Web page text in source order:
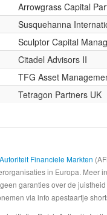
Arrowgrass Capital
Susquehanna
Sculptor Capital
Citadel Advisors II
TFG Asset
Tetragon Partners UK
Autoriteit Financiele Markten
in Europa.
garanties over de
via info apestaartje